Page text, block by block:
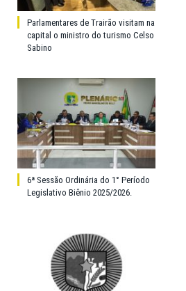
Parlamentares de Trairão visitam na
capital o ministro do turismo Celso
Sabino
6ª Sessão Ordinária do 1° Período
Legislativo Biênio 2025/2026.